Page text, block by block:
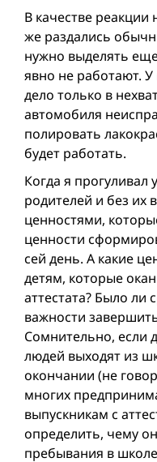
В качестве реакции
же раздались
нужно выделять
явно не работают.
дело только в
автомобиля
полировать
будет работать.
Когда я прогуливал
родителей и без их
ценностями,
ценности
сей день. А какие
детям, которые
аттестата? Было ли
важности
Сомнительно, если
людей выходят из
окончании (не
многих
выпускникам с
определить, чему
пребывания в